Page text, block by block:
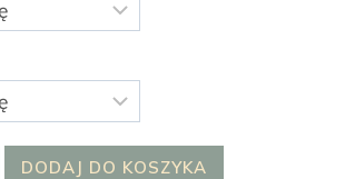
DODAJ DO KOSZYKA